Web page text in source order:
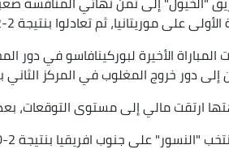
على موريتانيا، ثم تعادلوا بنتيجة 2-2 أمام الجزائر في المباراة الثانية.
دور خروج المغلوب في المركز الثاني بـ 4
ارتقت مالي إلى مستوى التوقعات، بعد